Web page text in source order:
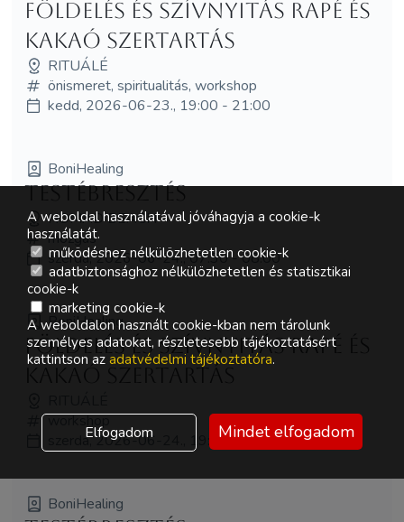
Földelés és Szívnyitás Rapé és
Kakaó Szertartás
RITUÁLÉ
önismeret, spiritualitás, workshop
kedd, 2026-06-23., 19:00 - 21:00
BoniHealing
Testébresztés
NOMAD BEACH
mozgás
szerda, 2026-06-24., 07:30 - 08:00
BoniHealing
Földelés és Szívnyitás Rapé és
Kakaó Szertartás
workshop
szerda, 2026-06-24., 19:00 - 21:00
BoniHealing
A weboldal használatával jóváhagyja a cookie-k
használatát.
működéshez nélkülözhetetlen cookie-k
adatbiztonsághoz nélkülözhetetlen és statisztikai
cookie-k
marketing cookie-k
A weboldalon használt cookie-kban nem tárolunk
személyes adatokat, részletesebb tájékoztatásért
kattintson az adatvédelmi tájékoztatóra.
Elfogadom Mindet elfogadom